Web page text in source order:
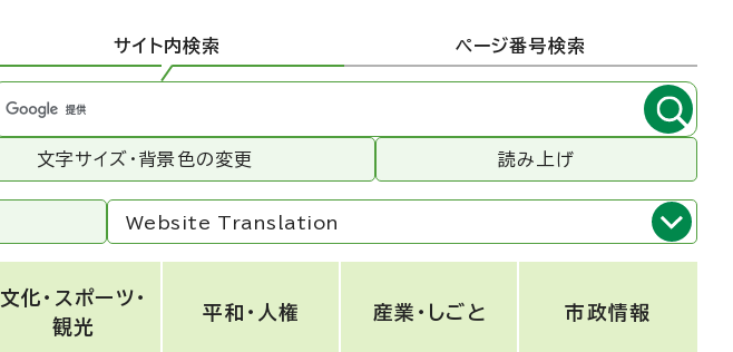
サイト内検索 ページ番号検索
文字サイズ・背景色の変更 読み上げ
Website Translation
文化・スポーツ・
観光
平和・人権 産業・しごと 市政情報